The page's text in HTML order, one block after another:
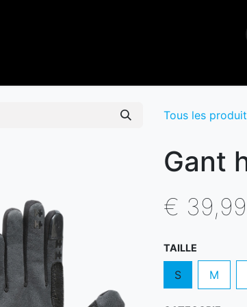
Tous les
Gant
€ 39,99
TAILLE
S M